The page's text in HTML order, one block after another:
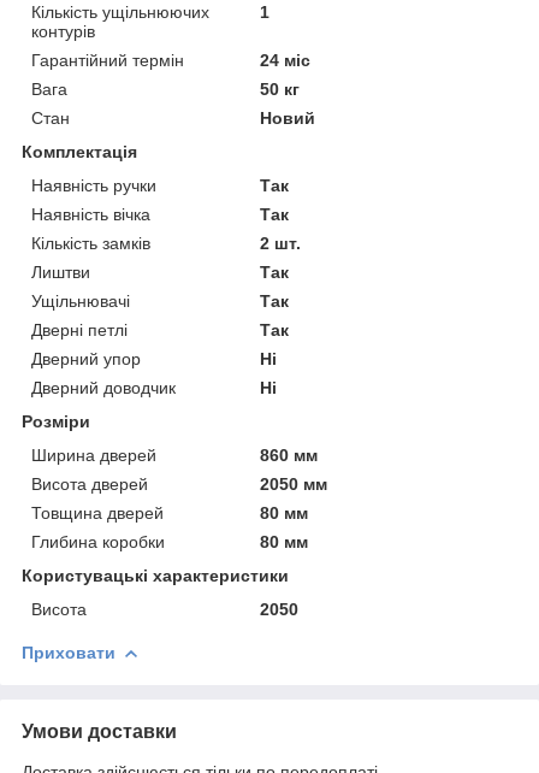
Кількість ущільнюючих
контурів
1
Гарантійний термін
24 міс
Вага
50 кг
Стан
Новий
Комплектація
Наявність ручки
Так
Наявність вічка
Так
Кількість замків
2 шт.
Лиштви
Так
Ущільнювачі
Так
Дверні петлі
Так
Дверний упор
Ні
Дверний доводчик
Ні
Розміри
Ширина дверей
860 мм
Висота дверей
2050 мм
Товщина дверей
80 мм
Глибина коробки
80 мм
Користувацькі характеристики
Висота
2050
Приховати
Умови доставки